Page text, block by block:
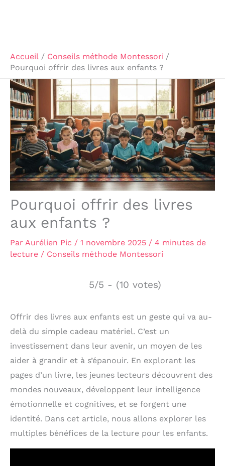
Accueil
Conseils méthode Montessori
Pourquoi offrir des livres aux enfants ?
Pourquoi offrir des livres
aux enfants ?
Par Aurélien Pic / 1 novembre 2025 / 4 minutes de
lecture / Conseils méthode Montessori
5/5 - (10 votes)
Offrir des livres aux enfants est un geste qui va au-
delà du simple cadeau matériel. C’est un
investissement dans leur avenir, un moyen de les
aider à grandir et à s’épanouir. En explorant les
pages d’un livre, les jeunes lecteurs découvrent des
mondes nouveaux, développent leur intelligence
émotionnelle et cognitives, et se forgent une
identité. Dans cet article, nous allons explorer les
multiples bénéfices de la lecture pour les enfants.